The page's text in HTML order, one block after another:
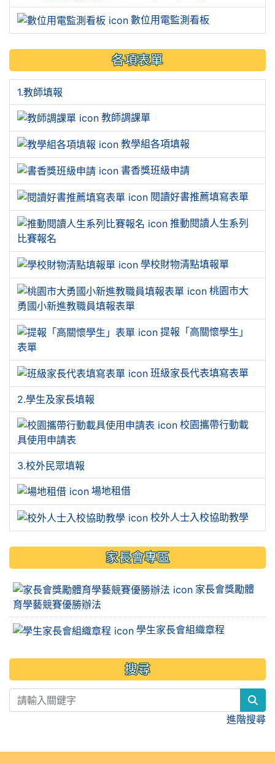
數位用電監測看板
各項表單
1.教師填報
教師調課單
教學組各項填報
書香獎班級申請
閱讀好書推薦填寫表單
推動閱讀人生系列
比賽報名
學校財物清點填報單
桃園市大
勇國小新進教職員填報表單
提報「高關懷學生」
表單
班級家長代表填寫表單
2.學生及家長填報
校園攜帶行動載
具使用申請表
3.校外民眾填報
場地租借
校外人士入校協助教學
家長會專區
家長會獎勵體
育學藝競賽優勝辦法
學生家長會組織章程
搜尋
進階搜尋